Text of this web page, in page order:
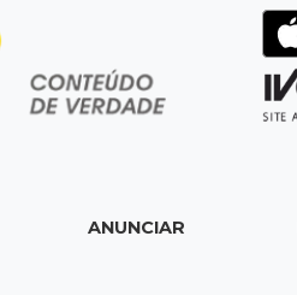
ANUNCIAR